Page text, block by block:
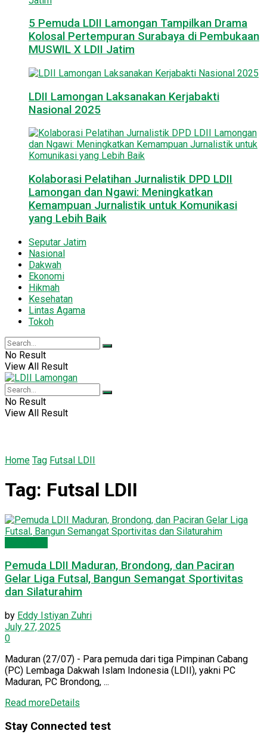
5 Pemuda LDII Lamongan Tampilkan Drama
Kolosal Pertempuran Surabaya di Pembukaan
MUSWIL X LDII Jatim
LDII Lamongan Laksanakan Kerjabakti
Nasional 2025
Kolaborasi Pelatihan Jurnalistik DPD LDII
Lamongan dan Ngawi: Meningkatkan
Kemampuan Jurnalistik untuk Komunikasi
yang Lebih Baik
Seputar Jatim
Nasional
Dakwah
Ekonomi
Hikmah
Kesehatan
Lintas Agama
Tokoh
No Result
View All Result
No Result
View All Result
Home Tag Futsal LDII
Tag: Futsal LDII
Pemuda LDII Maduran, Brondong, dan Paciran
Gelar Liga Futsal, Bangun Semangat Sportivitas
dan Silaturahim
by Eddy Istiyan Zuhri
July 27, 2025
0
Maduran (27/07) - Para pemuda dari tiga Pimpinan Cabang
(PC) Lembaga Dakwah Islam Indonesia (LDII), yakni PC
Maduran, PC Brondong, ...
Read moreDetails
Stay Connected test